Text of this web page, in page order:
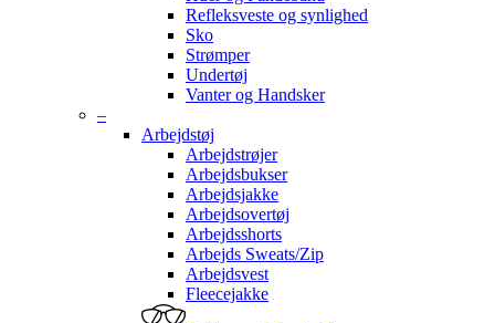
Refleksveste og synlighed
Sko
Strømper
Undertøj
Vanter og Handsker
–
Arbejdstøj
Arbejdstrøjer
Arbejdsbukser
Arbejdsjakke
Arbejdsovertøj
Arbejdsshorts
Arbejds Sweats/Zip
Arbejdsvest
Fleecejakke